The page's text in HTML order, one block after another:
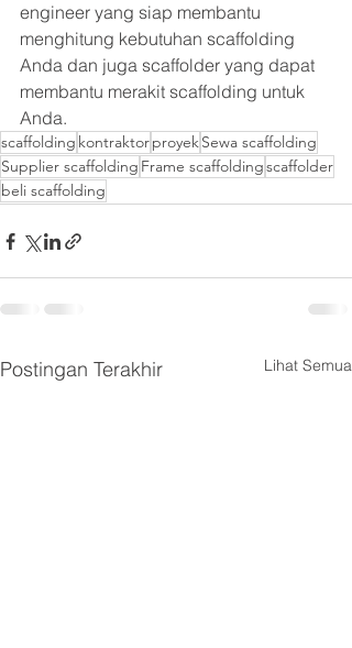
engineer yang siap membantu
menghitung kebutuhan scaffolding
Anda dan juga scaffolder yang dapat
membantu merakit scaffolding untuk
Anda.
scaffolding kontraktorproyekSewa scaffolding
Supplier scaffolding Frame scaffoldingscaffolder
beli scaffolding
Postingan Terakhir Lihat Semua